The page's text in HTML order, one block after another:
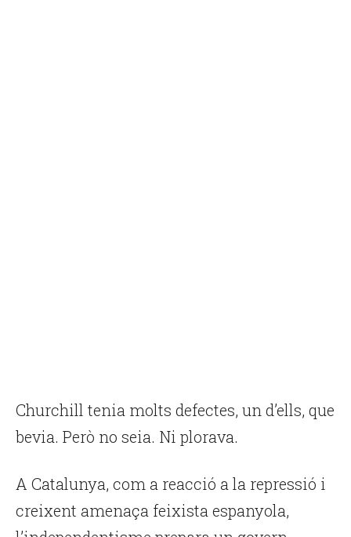
Churchill tenia molts defectes, un d’ells, que
bevia. Però no seia. Ni plorava.
A Catalunya, com a reacció a la repressió i
creixent amenaça feixista espanyola,